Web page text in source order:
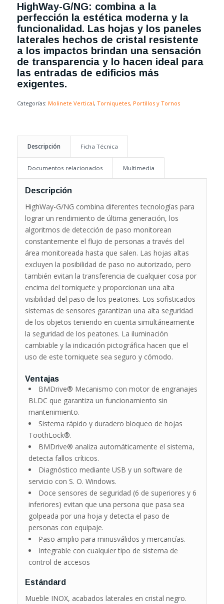
HighWay-G/NG: combina a la
perfección la estética moderna y la
funcionalidad. Las hojas y los paneles
laterales hechos de cristal resistente
a los impactos brindan una sensación
de transparencia y lo hacen ideal para
las entradas de edificios más
exigentes.
Categorías: Molinete Vertical, Torniquetes, Portillos y Tornos
Descripción Ficha Técnica
Documentos relacionados Multimedia
Descripción
HighWay-G/NG combina diferentes tecnologías para
lograr un rendimiento de última generación, los
algoritmos de detección de paso monitorean
constantemente el flujo de personas a través del
área monitoreada hasta que salen. Las hojas altas
excluyen la posibilidad de paso no autorizado, pero
también evitan la transferencia de cualquier cosa por
encima del torniquete y proporcionan una alta
visibilidad del paso de los peatones. Los sofisticados
sistemas de sensores garantizan una alta seguridad
de los objetos teniendo en cuenta simultáneamente
la seguridad de los peatones. La iluminación
cambiable y la indicación pictográfica hacen que el
uso de este torniquete sea seguro y cómodo.
Ventajas
BMDrive® Mecanismo con motor de engranajes
BLDC que garantiza un funcionamiento sin
mantenimiento.
Sistema rápido y duradero bloqueo de hojas
ToothLock®.
BMDrive® analiza automáticamente el sistema,
detecta fallos críticos.
Diagnóstico mediante USB y un software de
servicio con S. O. Windows.
Doce sensores de seguridad (6 de superiores y 6
inferiores) evitan que una persona que pasa sea
golpeada por una hoja y detecta el paso de
personas con equipaje.
Paso amplio para minusválidos y mercancías.
Integrable con cualquier tipo de sistema de
control de accesos
Estándard
Mueble INOX, acabados laterales en cristal negro.